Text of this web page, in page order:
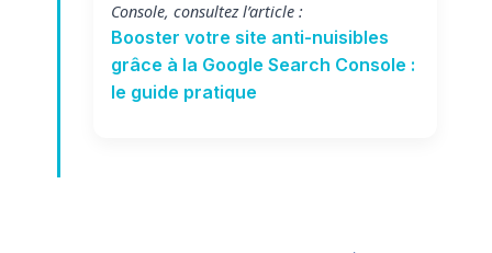
Console, consultez l’article :
Booster votre site anti-nuisibles
grâce à la Google Search Console :
le guide pratique